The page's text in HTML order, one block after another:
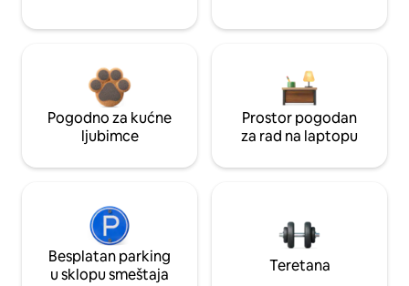
Pogodno za kućne
ljubimce
Prostor pogodan
za rad na laptopu
Besplatan parking
u sklopu smeštaja
Teretana